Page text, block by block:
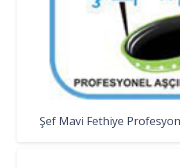
Şef Mavi Fethiye